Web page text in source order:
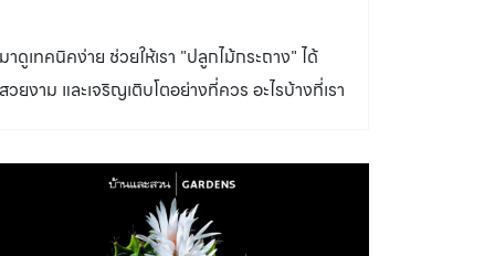
มาดูเทคนิคง่าย ช่วยให้เรา "ปลูกไม้กระถาง" ได้
สวยงาม และเจริญเติบโตอย่างที่ควร อะไรบ้างที่เรา